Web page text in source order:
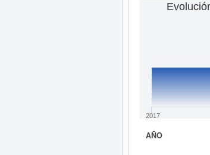
2017
AÑO